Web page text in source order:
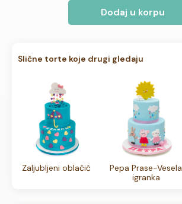
Dodaj u korpu
Slične torte koje drugi gledaju
Zaljubljeni oblačić
Pepa Prase-Vesela
igranka